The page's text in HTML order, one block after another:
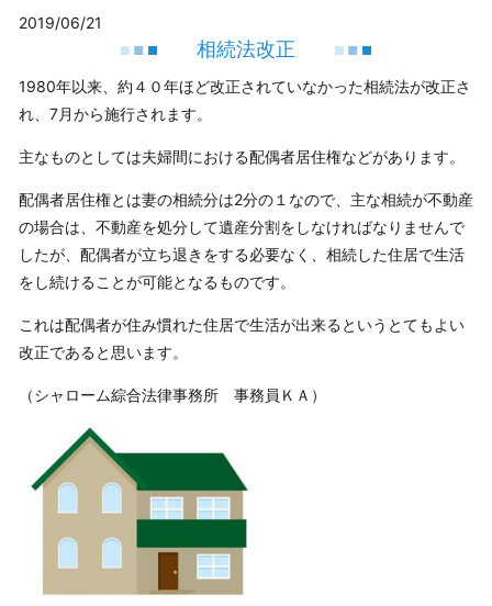
2019/06/21
相続法改正
1980年以来、約４０年ほど改正されていなかった相続法が改正さ
れ、7月から施行されます。
主なものとしては夫婦間における配偶者居住権などがあります。
配偶者居住権とは妻の相続分は2分の１なので、主な相続が不動産
の場合は、不動産を処分して遺産分割をしなければなりませんで
したが、配偶者が立ち退きをする必要なく、相続した住居で生活
をし続けることが可能となるものです。
これは配偶者が住み慣れた住居で生活が出来るというとてもよい
改正であると思います。
（シャローム綜合法律事務所 事務員ＫＡ）